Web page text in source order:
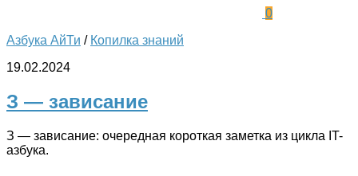
0
Азбука АйТи / Копилка знаний
19.02.2024
З — зависание
З — зависание: очередная короткая заметка из цикла IT-
азбука.